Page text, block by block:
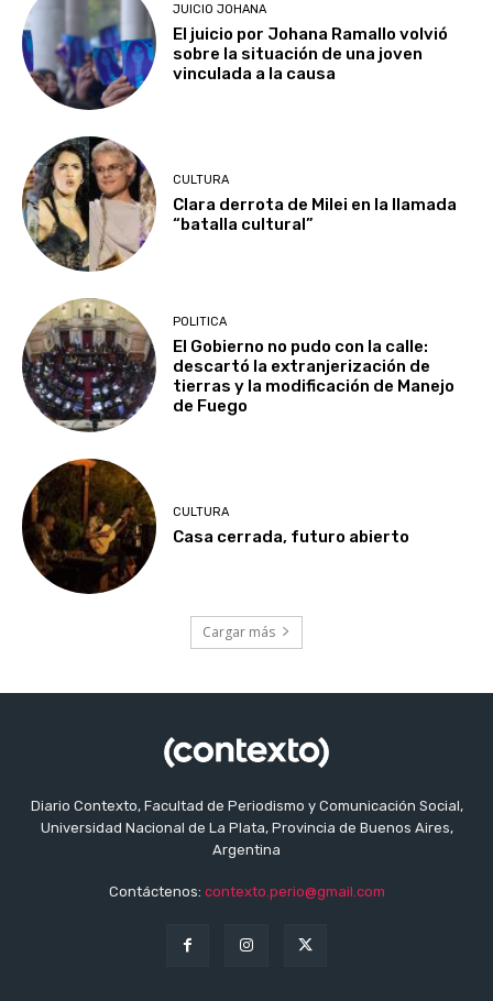
JUICIO JOHANA
El juicio por Johana Ramallo volvió
sobre la situación de una joven
vinculada a la causa
CULTURA
Clara derrota de Milei en la llamada
“batalla cultural”
POLITICA
El Gobierno no pudo con la calle:
descartó la extranjerización de
tierras y la modificación de Manejo
de Fuego
CULTURA
Casa cerrada, futuro abierto
Cargar más
Diario Contexto, Facultad de Periodismo y Comunicación Social,
Universidad Nacional de La Plata, Provincia de Buenos Aires,
Argentina
Contáctenos: contexto.perio@gmail.com